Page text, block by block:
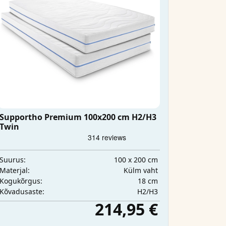
Supportho Premium 100x200 cm H2/H3
Twin
Suurus:
100 x 200 cm
Materjal:
Külm vaht
Kogukõrgus:
18 cm
Kõvadusaste:
H2/H3
214,95 €